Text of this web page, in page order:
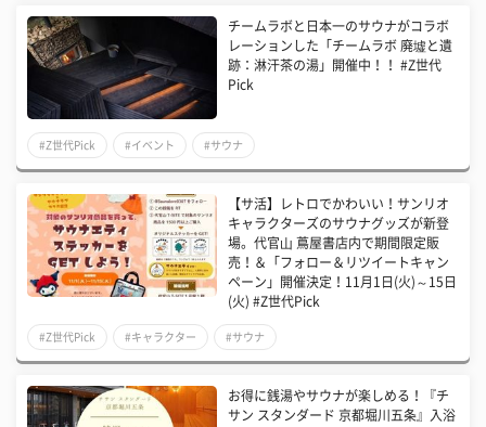
チームラボと日本一のサウナがコラボ
レーションした「チームラボ 廃墟と遺
跡：淋汗茶の湯」開催中！！ #Z世代
Pick
#Z世代Pick #イベント #サウナ
【サ活】レトロでかわいい！サンリオ
キャラクターズのサウナグッズが新登
場。代官⼭ 蔦屋書店内で期間限定販
売！＆「フォロー＆リツイートキャン
ペーン」開催決定！11月1日(火)～15日
(火) #Z世代Pick
#Z世代Pick #キャラクター #サウナ
お得に銭湯やサウナが楽しめる！『チ
サン スタンダード 京都堀川五条』入浴